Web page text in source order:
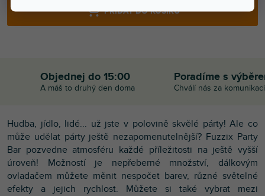
PŘIDAT DO KOŠÍKU
Objednej do 15:00
A máš to druhý den doma
Poradíme s
Chválí nás za komunikaci
Hudba, jídlo, lidé... už jste v polovině skvělé párty! Ale co
může udělat párty ještě nezapomenutelnější? Fuzzix Party
Bar pozvedne atmosféru každé příležitosti na ještě vyšší
úroveň! Možností je nepřeberné množství, dálkovým
ovladačem můžete měnit nespočet barev, různé světelné
efekty a jejich rychlost. Můžete si také vybrat mezi